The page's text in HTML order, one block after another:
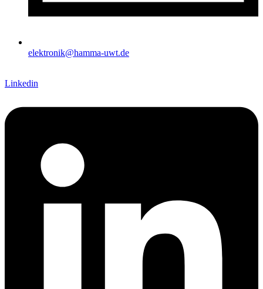
elektronik@hamma-uwt.de
Linkedin